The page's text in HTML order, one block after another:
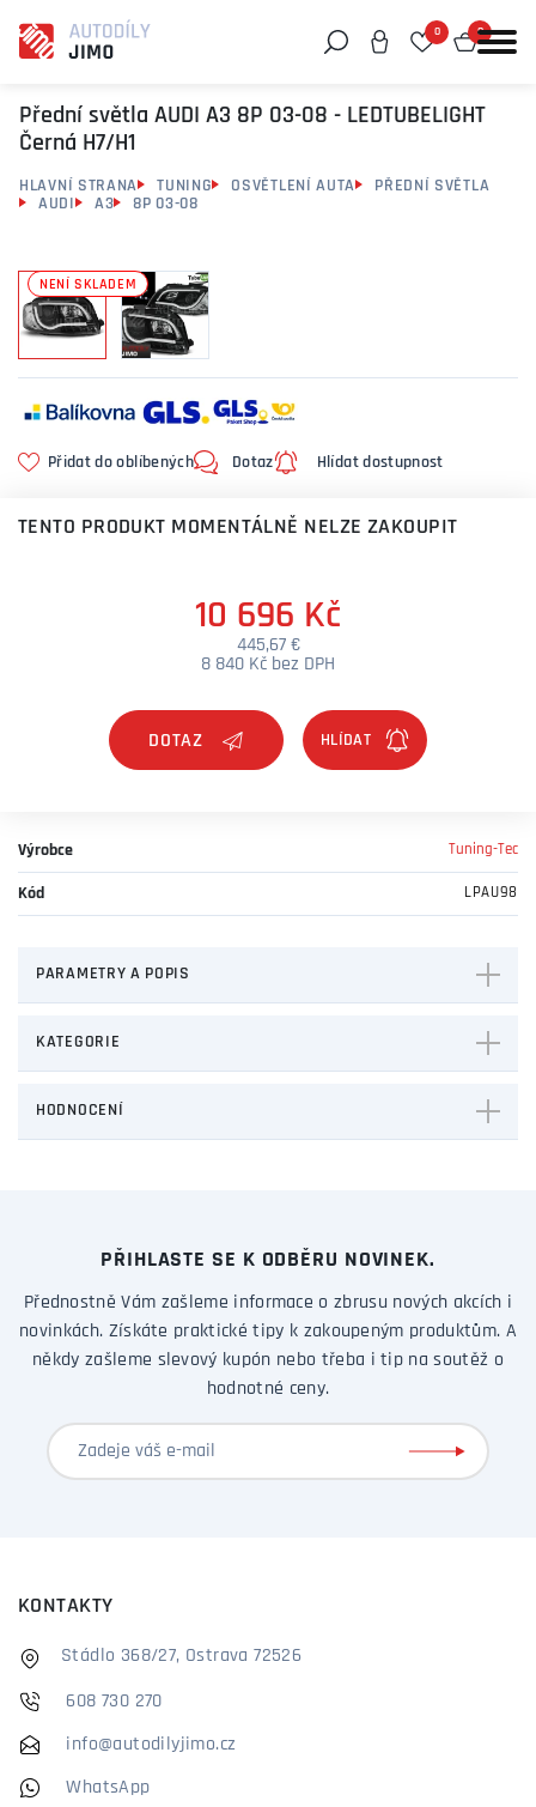
0 0
Přední světla AUDI A3 8P 03-08 - LEDTUBELIGHT
Černá H7/H1
HLAVNÍ STRANA TUNING OSVĚTLENÍ AUTA
PŘEDNÍ SVĚTLA
AUDI
A3 8P 03-08
NENÍ SKLADEM
Přidat do oblíbených Dotaz Hlídat dostupnost
TENTO PRODUKT MOMENTÁLNĚ NELZE ZAKOUPIT
10 696 Kč
445,67 €
8 840 Kč bez DPH
DOTAZ
Výrobce Tuning-Tec
Kód LPAU98
PARAMETRY A POPIS
KATEGORIE
HODNOCENÍ
PŘIHLASTE SE K ODBĚRU NOVINEK.
Přednostně Vám zašleme informace o zbrusu nových akcích i
novinkách. Získáte praktické tipy k zakoupeným produktům. A
někdy zašleme slevový kupón nebo třeba i tip na soutěž o
hodnotné ceny.
KONTAKTY
Stádlo 368/27, Ostrava 72526
608 730 270
info@autodilyjimo.cz
WhatsApp
Můžeme vám pomoci něco najít?